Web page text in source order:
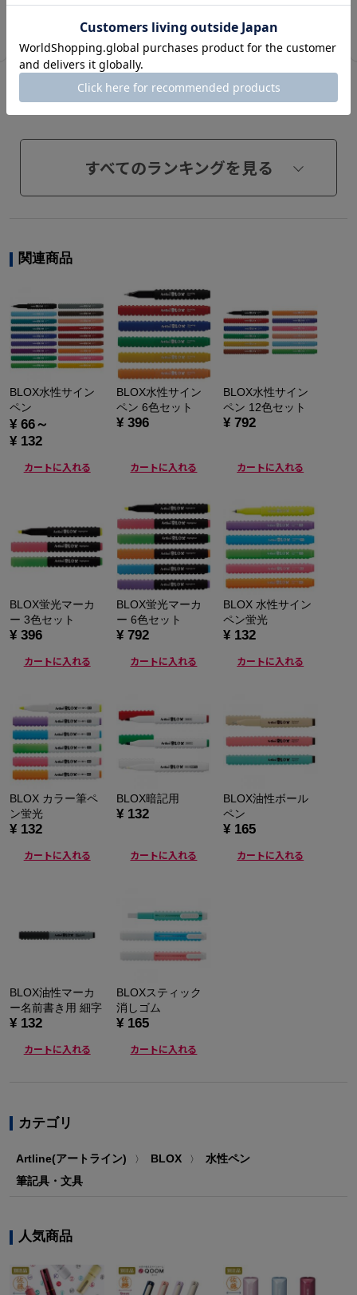
カートに入れる
すべてのランキングを見る
関連商品
BLOX水性サイン
ペン
¥ 66～
¥ 132
カートに入れる
BLOX水性サイン
ペン 6色セット
¥ 396
カートに入れる
BLOX水性サイン
ペン 12色セット
¥ 792
カートに入れる
BLOX蛍光マーカ
ー 3色セット
¥ 396
カートに入れる
BLOX蛍光マーカ
ー 6色セット
¥ 792
カートに入れる
BLOX 水性サイン
ペン蛍光
¥ 132
カートに入れる
BLOX カラー筆ペ
ン蛍光
¥ 132
カートに入れる
BLOX暗記用
¥ 132
カートに入れる
BLOX油性ボール
ペン
¥ 165
カートに入れる
BLOX油性マーカ
ー名前書き用 細字
¥ 132
カートに入れる
BLOXスティック
消しゴム
¥ 165
カートに入れる
カテゴリ
Artline(アートライン) 〉 BLOX 〉
水性ペン
筆記具・文具
人気商品